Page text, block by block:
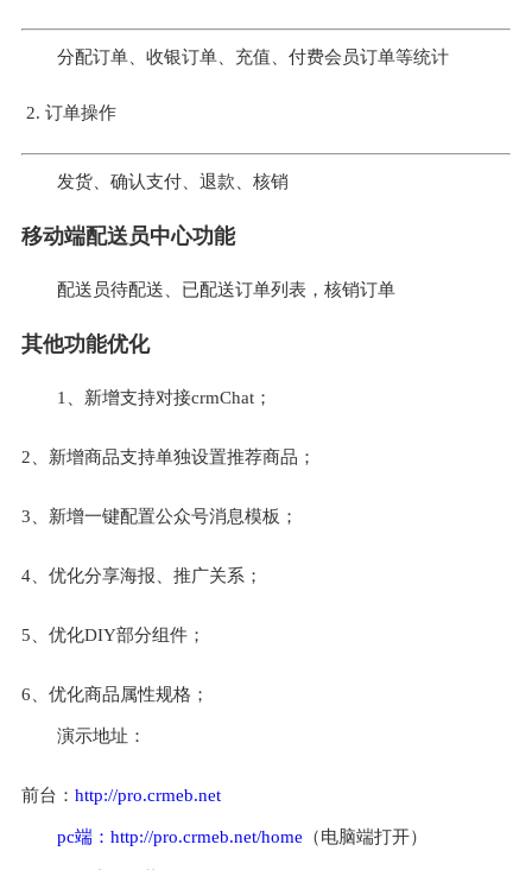
分配订单、收银订单、充值、付费会员订单等统计
订单操作
发货、确认支付、退款、核销
移动端配送员中心功能
配送员待配送、已配送订单列表，核销订单
其他功能优化
1、新增支持对接crmChat；
2、新增商品支持单独设置推荐商品；
3、新增一键配置公众号消息模板；
4、优化分享海报、推广关系；
5、优化DIY部分组件；
6、优化商品属性规格；
演示地址：
前台： http://pro.crmeb.net
pc端： http://pro.crmeb.net/home （电脑端打开）